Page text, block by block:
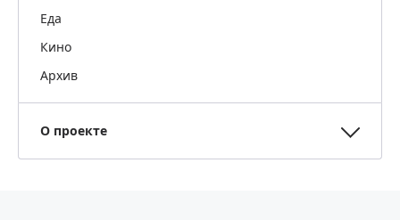
Еда
Кино
Архив
О проекте